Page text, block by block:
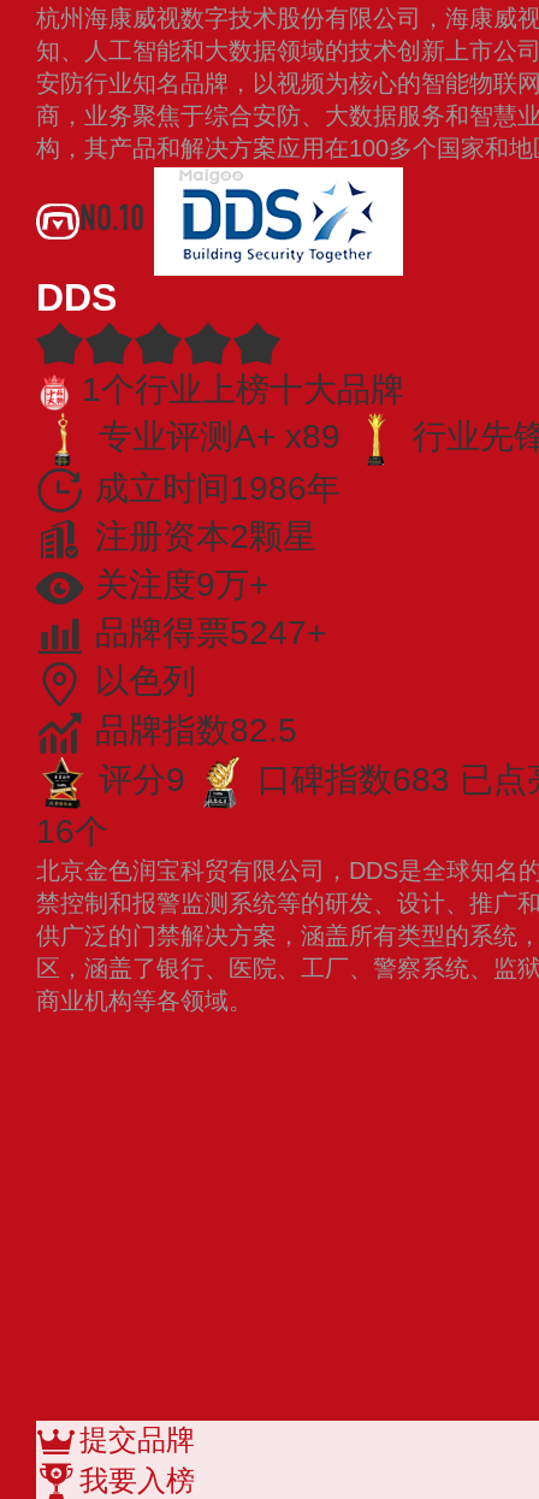
杭州海康威视数字技术股份有限公司，海康威
知、人工智能和大数据领域的技术创新上市公
安防行业知名品牌，以视频为核心的智能物联
商，业务聚焦于综合安防、大数据服务和智慧
构，其产品和解决方案应用在100多个国家和
NO.10
DDS
1个行业上榜十大品牌
专业评测A+ x89
行业先
成立时间1986年
注册资本2颗星
关注度9万+
品牌得票5247+
以色列
品牌指数82.5
评分9
口碑指数683 已点
16个
北京金色润宝科贸有限公司，DDS是全球知名
禁控制和报警监测系统等的研发、设计、推广
供广泛的门禁解决方案，涵盖所有类型的系统
区，涵盖了银行、医院、工厂、警察系统、监
商业机构等各领域。
提交品牌
我要入榜